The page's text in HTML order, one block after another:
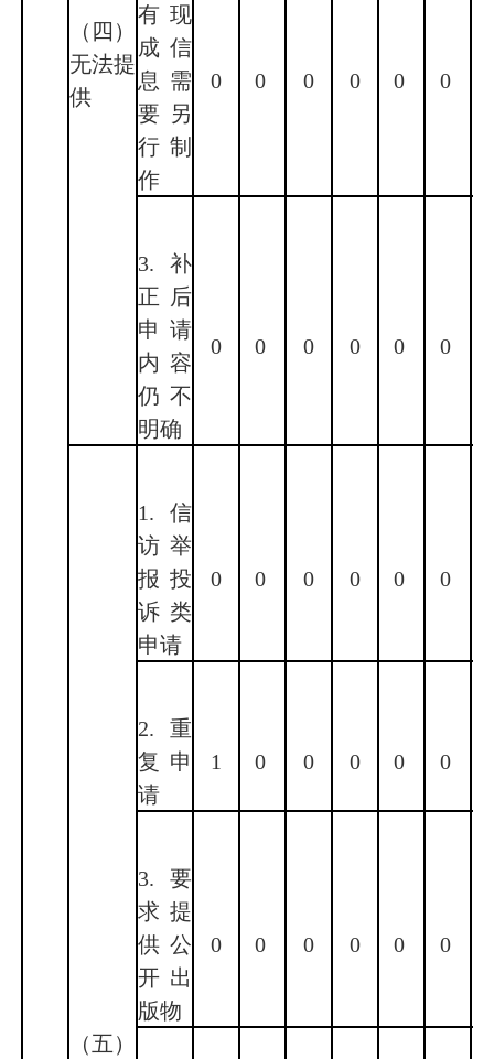
（四）
无法提
供
有现
成信
息需
要另
行制
作
0 0 0 0 0 0
3.补
正后
申请
内容
仍不
明确
0 0 0 0 0 0
（五）
1.信
访举
报投
诉类
申请
0 0 0 0 0 0
2.重
复申
请
1 0 0 0 0 0
3.要
求提
供公
开出
版物
0 0 0 0 0 0